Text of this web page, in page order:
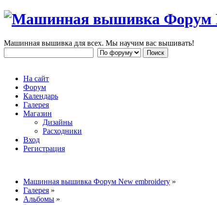
Машинная вышивка для всех. Мы научим вас вышивать!
На сайт
Форум
Календарь
Галерея
Магазин
Дизайны
Расходники
Вход
Регистрация
Машинная вышивка Форум New embroidery »
Галерея »
Альбомы »